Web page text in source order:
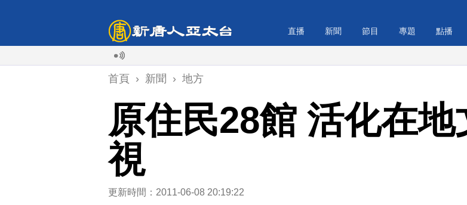
直播 新聞 節目 專題 點播
首頁 › 新聞 › 地方
原住民28館 活化在
視
更新時間：2011-06-08 20:19:22